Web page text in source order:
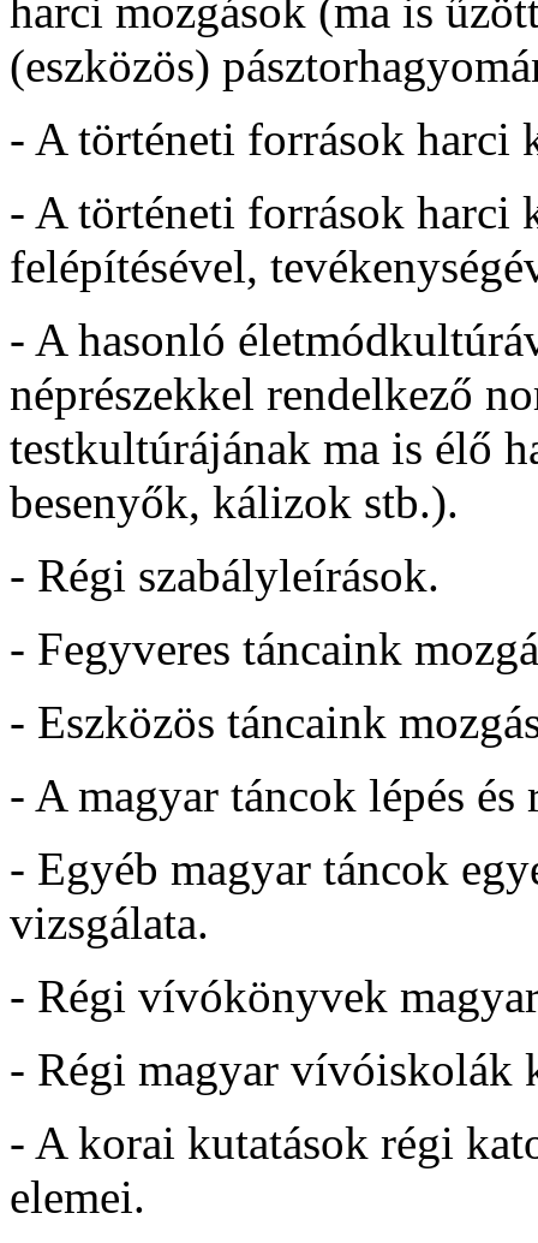
harci mozgások (ma is
(eszközös)
- A történeti források harci
- A történeti források harci
felépítésével,
- A hasonló
néprészekkel rendelkező
testkultúrájának ma is élő
besenyők, kálizok stb.).
- Régi szabályleírások.
- Fegyveres táncaink
- Eszközös táncaink
- A magyar táncok lépés
- Egyéb magyar táncok
vizsgálata.
- Régi vívókönyvek
- Régi magyar vívóiskolák
- A korai kutatások régi
elemei.